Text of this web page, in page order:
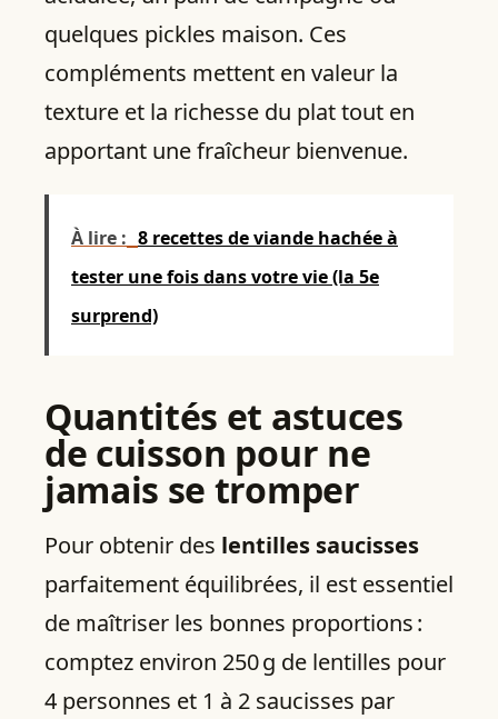
quelques pickles maison. Ces
compléments mettent en valeur la
texture et la richesse du plat tout en
apportant une fraîcheur bienvenue.
À lire : 8 recettes de viande hachée à
tester une fois dans votre vie (la 5e
surprend)
Quantités et astuces
de cuisson pour ne
jamais se tromper
Pour obtenir des lentilles saucisses
parfaitement équilibrées, il est essentiel
de maîtriser les bonnes proportions :
comptez environ 250 g de lentilles pour
4 personnes et 1 à 2 saucisses par